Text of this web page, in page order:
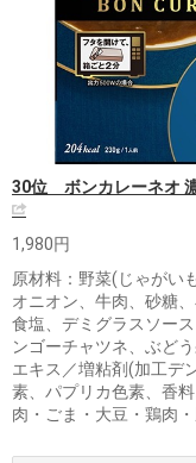
30位 ボンカレーネオ
1,980円
原材料：野菜(じゃがい
オニオン、牛肉、砂糖
食塩、デミグラスソー
ンゴーチャツネ、ぶど
エキス／増粘剤(加工デ
素、パプリカ色素、香
肉・ごま・大豆・鶏肉